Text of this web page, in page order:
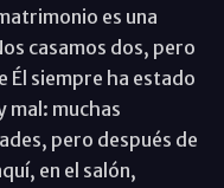
es una
casamos dos, pero
Él siempre ha estado
mal: muchas
pero después de
en el salón,